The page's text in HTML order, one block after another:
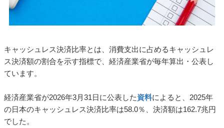
キャッシュレス決済比率とは、消費支出に占めるキャッシュレ
ス決済額の割合を示す指標で、経済産業省が毎年算出・公表し
ています。
経済産業省が2026年3月31日に公表した資料によると、2025年
の日本のキャッシュレス決済比率は58.0％、決済額は162.7兆円
でした。